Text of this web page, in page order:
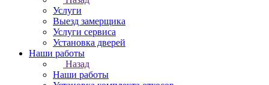
Услуги
Выезд замерщика
Услуги сервиса
Установка дверей
Наши работы
Назад
Наши работы